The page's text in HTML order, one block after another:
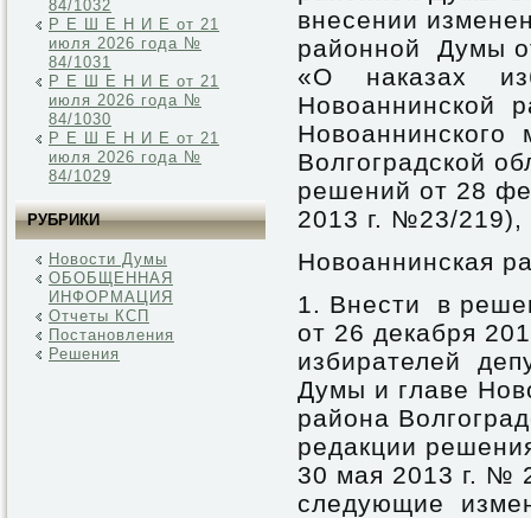
84/1032
Р Е Ш Е Н И Е от 21
июля 2026 года №
84/1031
Р Е Ш Е Н И Е от 21
июля 2026 года №
84/1030
Р Е Ш Е Н И Е от 21
июля 2026 года №
84/1029
РУБРИКИ
Новости Думы
ОБОБЩЕННАЯ
ИНФОРМАЦИЯ
Отчеты КСП
Постановления
Решения
внесении
районной Думы
«О наказах
Новоаннинской
Новоаннинского
Волгоградской
решений от 28
2013 г. №23/219),
Новоаннинская
1. Внести в
от 26 декабря
избирателей
Думы и главе
района
редакции
30 мая 2013 г. №
следующие